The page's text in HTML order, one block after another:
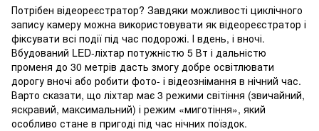
Потрібен відеореєстратор? Завдяки можливості циклічного
запису камеру можна використовувати як відеореєстратор і
фіксувати всі події під час подорожі. І вдень, і вночі.
Вбудований LED-ліхтар потужністю 5 Вт і дальністю
променя до 30 метрів дасть змогу добре освітлювати
дорогу вночі або робити фото- і відеознімання в нічний час.
Варто сказати, що ліхтар має 3 режими світіння (звичайний,
яскравий, максимальний) і режим «миготіння», який
особливо стане в пригоді під час нічних поїздок.